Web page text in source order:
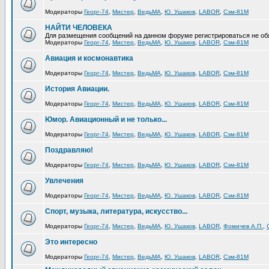
Модераторы Георг-74 Мистер ВедьМА Ю. Ушаков LABOR Сэм-81М
НАЙТИ ЧЕЛОВЕКА
Для размещения сообщений на данном форуме регистрироваться не
Модераторы Георг-74 Мистер ВедьМА Ю. Ушаков LABOR Сэм-81М
Авиация и космонавтика
Модераторы Георг-74 Мистер ВедьМА Ю. Ушаков LABOR Сэм-81М
История Авиации.
Модераторы Георг-74 Мистер ВедьМА Ю. Ушаков LABOR Сэм-81М
Юмор. Авиационный и не только...
Модераторы Георг-74 Мистер ВедьМА Ю. Ушаков LABOR Сэм-81М
Поздравляю!
Модераторы Георг-74 Мистер ВедьМА Ю. Ушаков LABOR Сэм-81М
Увлечения
Модераторы Георг-74 Мистер ВедьМА Ю. Ушаков LABOR Сэм-81М
Спорт, музыка, литература, искусство...
Модераторы Георг-74 Мистер ВедьМА Ю. Ушаков LABOR Фомичев А.П.
Это интересно
Модераторы Георг-74 Мистер ВедьМА Ю. Ушаков LABOR Сэм-81М